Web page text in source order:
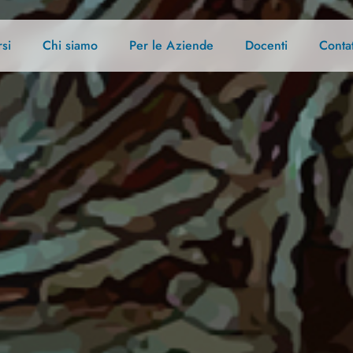
Chi siamo Per le Aziende Docenti